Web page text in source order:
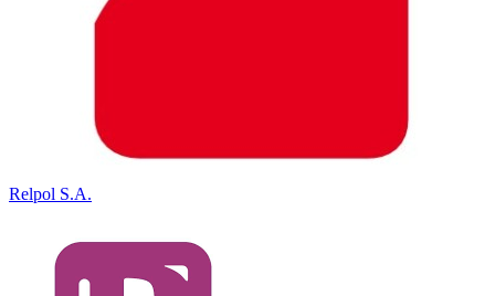
Relpol S.A.